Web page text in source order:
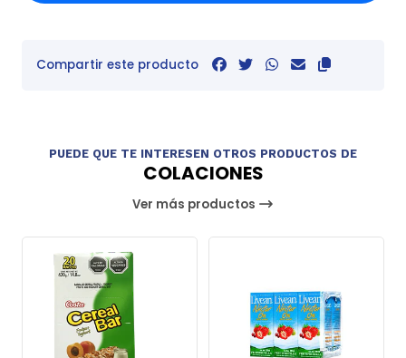
Compartir este producto
PUEDE QUE TE INTERESEN OTROS PRODUCTOS DE
COLACIONES
Ver más productos